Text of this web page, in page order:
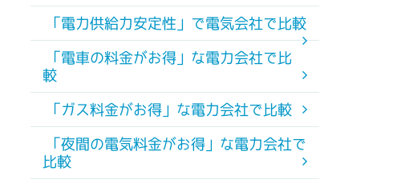
「電力供給力安定性」で電気会社で比較
「電車の料金がお得」な電力会社で比
較
「ガス料金がお得」な電力会社で比較
「夜間の電気料金がお得」な電力会社で
比較